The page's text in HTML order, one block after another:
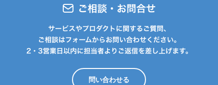
ご相談・お問合せ
サービスやプロダクトに関するご質問、
ご相談はフォームからお問い合わせください。
2・3営業日以内に担当者よりご返信を差し上げます。
問い合わせる